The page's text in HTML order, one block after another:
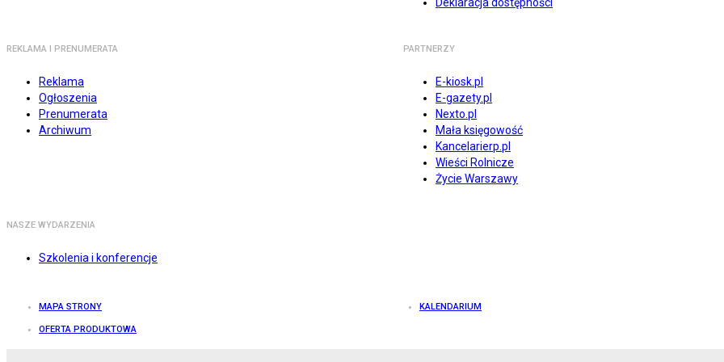
REKLAMA I PRENUMERATA
Reklama
Ogłoszenia
Prenumerata
Archiwum
PARTNERZY
E-kiosk.pl
E-gazety.pl
Nexto.pl
Mała księgowość
Kancelarierp.pl
Wieści Rolnicze
Życie Warszawy
NASZE WYDARZENIA
Szkolenia i konferencje
MAPA STRONY KALENDARIUM
OFERTA PRODUKTOWA